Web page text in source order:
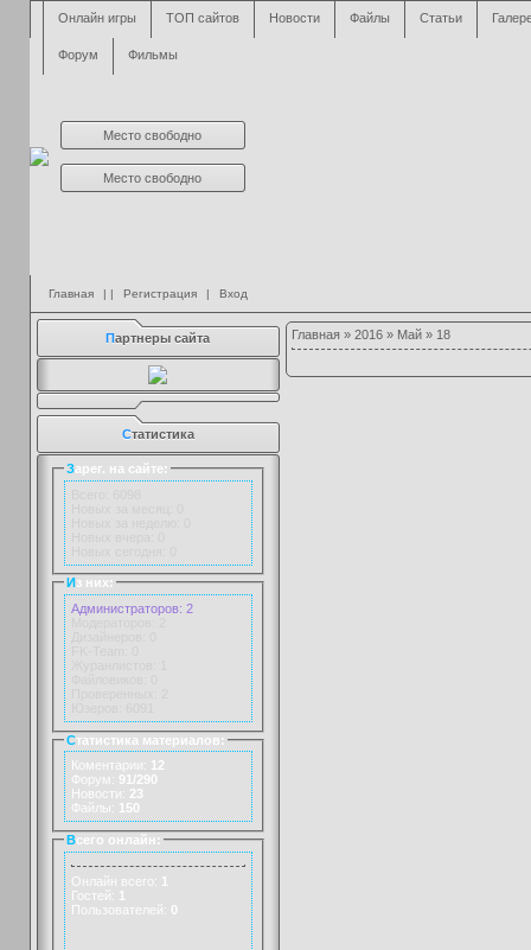
Онлайн игры ТОП сайтов Новости Файлы Статьи
Форум Фильмы
Место свободно
Место свободно
Главная | | Регистрация | Вход
Партнеры сайта
Статистика
Зарег. на сайте:
И з них:
Администраторов: 2
Статистика материалов:
Коментарии: 12
Форум: 91/290
Новости: 23
Файлы: 150
Всего онлайн:
Онлайн всего: 1
Гостей: 1
Пользователей: 0
Главная» 2016 » Май » 18